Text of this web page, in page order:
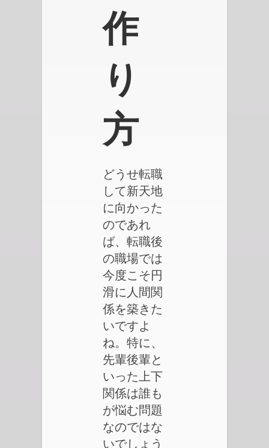
作
り
方
どうせ転職
して新天地
に向かった
のであれ
ば、転職後
の職場では
今度こそ円
滑に人間関
係を築きた
いですよ
ね。特に、
先輩後輩と
いった上下
関係は誰も
が悩む問題
なのではな
いでしょう